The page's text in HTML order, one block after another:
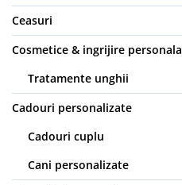
Ceasuri
Cosmetice & ingrijire personala
Tratamente unghii
Cadouri personalizate
Cadouri cuplu
Cani personalizate